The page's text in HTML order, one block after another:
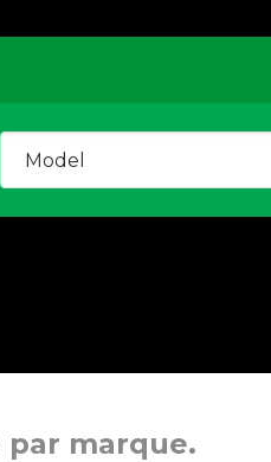
marque.